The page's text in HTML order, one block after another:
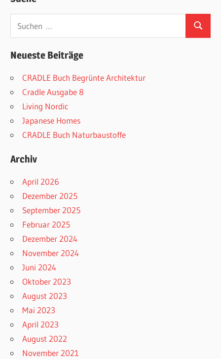
Suchen
Neueste Beiträge
CRADLE Buch Begrünte Architektur
Cradle Ausgabe 8
Living Nordic
Japanese Homes
CRADLE Buch Naturbaustoffe
Archiv
April 2026
Dezember 2025
September 2025
Februar 2025
Dezember 2024
November 2024
Juni 2024
Oktober 2023
August 2023
Mai 2023
April 2023
August 2022
November 2021